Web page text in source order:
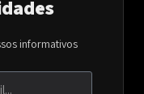
informativos